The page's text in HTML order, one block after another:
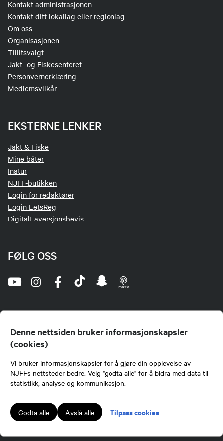
Denne nettsiden bruker informasjonskapsler
(cookies)
Vi bruker informasjonskapsler for å gjøre din opplevelse av
NJFFs nettsteder bedre. Velg "godta alle" for å bidra med data til
statistikk, analyse og kommunikasjon.
Godta alle Avslå alle Tilpass cookies
Arne Veum
Leder fiskeutvalg
99567609
Send epost
Kontakt administrasjonen
Kontakt ditt lokallag eller regionlag
Om oss
Organisasjonen
Tillitsvalgt
Jakt- og Fiskesenteret
Personvernerklæring
Medlemsvilkår
EKSTERNE LENKER
Jakt & Fiske
Mine båter
Inatur
NJFF-butikken
Login for redaktører
Login LetsReg
Digitalt aversjonsbevis
FØLG OSS
jegere og sportsfiskere og et av de viktigste miljøene for formidling av kunnskap om jakt og
fiske i Norge. Vi er en partipolitisk nøytral organisasjon, men har et sterkt jakt-, fiske-, og
naturpolitisk engasjement i mange saker.
Lokalforeninger tilsluttet Norges Jeger- og Fiskerforbund har ansvar for innhold de
publiserer på njff.no.